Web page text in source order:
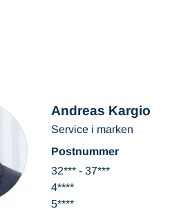
Andreas Kargio
Service i marken
Postnummer
32*** - 37***
4****
5****